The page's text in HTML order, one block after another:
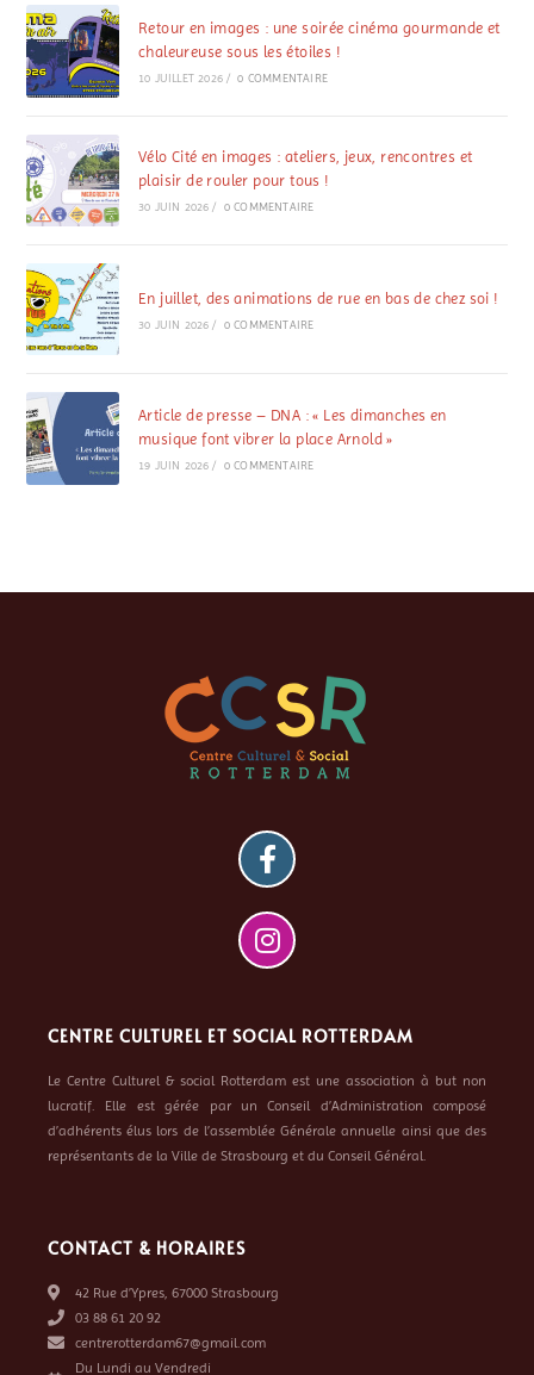
Retour en images : une soirée cinéma gourmande et
chaleureuse sous les étoiles !
10 JUILLET 2026 / 0 COMMENTAIRE
Vélo Cité en images : ateliers, jeux, rencontres et
plaisir de rouler pour tous !
30 JUIN 2026 / 0 COMMENTAIRE
En juillet, des animations de rue en bas de chez soi !
30 JUIN 2026 / 0 COMMENTAIRE
Article de presse – DNA : « Les dimanches en
musique font vibrer la place Arnold »
19 JUIN 2026 / 0 COMMENTAIRE
CENTRE CULTUREL ET SOCIAL ROTTERDAM
Le Centre Culturel & social Rotterdam est une association à but non
lucratif. Elle est gérée par un Conseil d’Administration composé
d’adhérents élus lors de l’assemblée Générale annuelle ainsi que des
représentants de la Ville de Strasbourg et du Conseil Général.
CONTACT & HORAIRES
42 Rue d’Ypres, 67000 Strasbourg
03 88 61 20 92
centrerotterdam67@gmail.com
Du Lundi au Vendredi